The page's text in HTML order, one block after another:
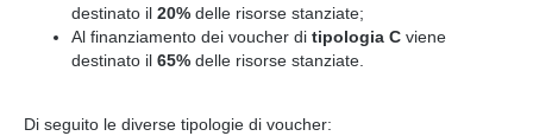
destinato il 20% delle risorse stanziate;
Al finanziamento dei voucher di tipologia C viene
destinato il 65% delle risorse stanziate.
Di seguito le diverse tipologie di voucher: